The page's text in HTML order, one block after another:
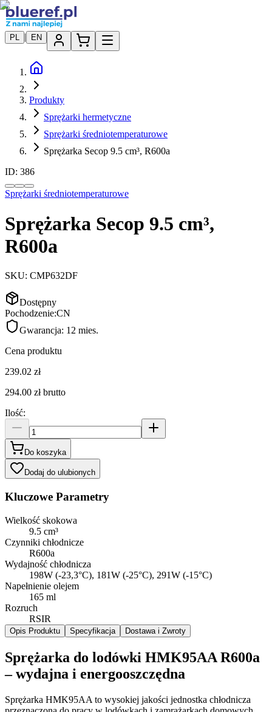
PL | EN
Produkty
Sprężarki hermetyczne
Sprężarki średniotemperaturowe
Sprężarka Secop 9.5 cm³, R600a
ID: 386
Sprężarki średniotemperaturowe
Sprężarka Secop 9.5 cm³,
R600a
SKU: CMP632DF
Dostępny
Pochodzenie:CN
Gwarancja: 12 mies.
Cena produktu
239.02 zł
294.00 zł brutto
Ilość:
Do koszyka
Dodaj do ulubionych
Kluczowe Parametry
Wielkość skokowa
9.5 cm³
Czynniki chłodnicze
R600a
Wydajność chłodnicza
198W (-23,3°C), 181W (-25°C), 291W (-15°C)
Napełnienie olejem
165 ml
Rozruch
RSIR
Opis Produktu Specyfikacja Dostawa i Zwroty
Sprężarka do lodówki HMK95AA R600a
– wydajna i energooszczędna
Sprężarka HMK95AA to wysokiej jakości jednostka chłodnicza